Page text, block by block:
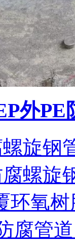
外
螺旋钢
腐螺
环氧
腐管